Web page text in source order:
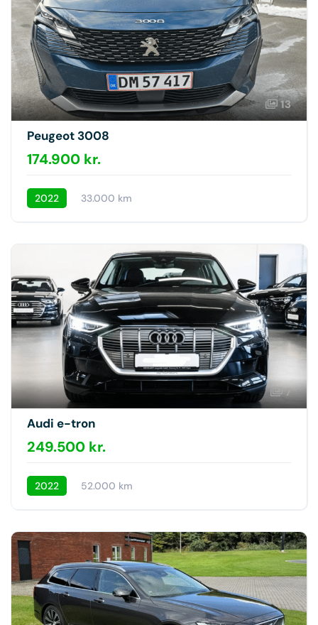
13
Peugeot 3008
174.900 kr.
2022 33.000 km
7
Audi e-tron
249.500 kr.
2022 52.000 km